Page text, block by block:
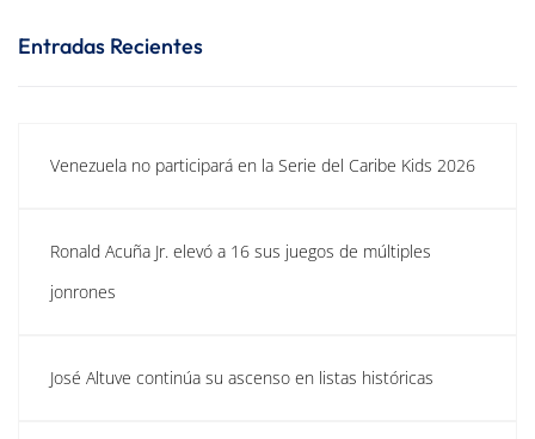
Entradas Recientes
Venezuela no participará en la Serie del Caribe Kids 2026
Ronald Acuña Jr. elevó a 16 sus juegos de múltiples
jonrones
José Altuve continúa su ascenso en listas históricas